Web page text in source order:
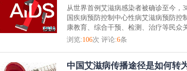
从世界首例艾滋病感染者被确诊至今，
国疾病预防控制中心性病艾滋病预防控
康教育、综合干预、检测、治疗等民众
浏览:106次 评论:6条
中国艾滋病传播途径是如何转